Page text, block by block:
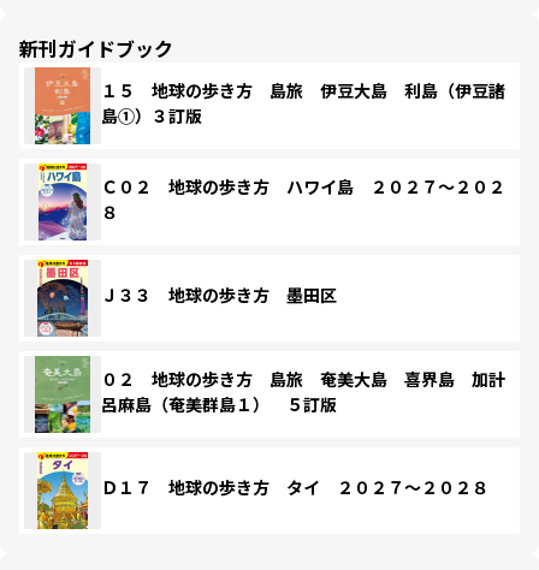
新刊ガイドブック
１５ 地球の歩き方 島旅 伊豆大島 利島（伊豆諸
島①）３訂版
Ｃ０２ 地球の歩き方 ハワイ島 ２０２７～２０２
８
Ｊ３３ 地球の歩き方 墨田区
０２ 地球の歩き方 島旅 奄美大島 喜界島 加計
呂麻島（奄美群島１） ５訂版
Ｄ１７ 地球の歩き方 タイ ２０２７～２０２８